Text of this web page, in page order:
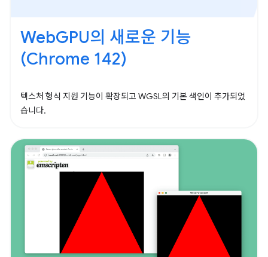
WebGPU의 새로운 기능
(Chrome 142)
텍스처 형식 지원 기능이 확장되고 WGSL의 기본 색인이 추가되었
습니다.